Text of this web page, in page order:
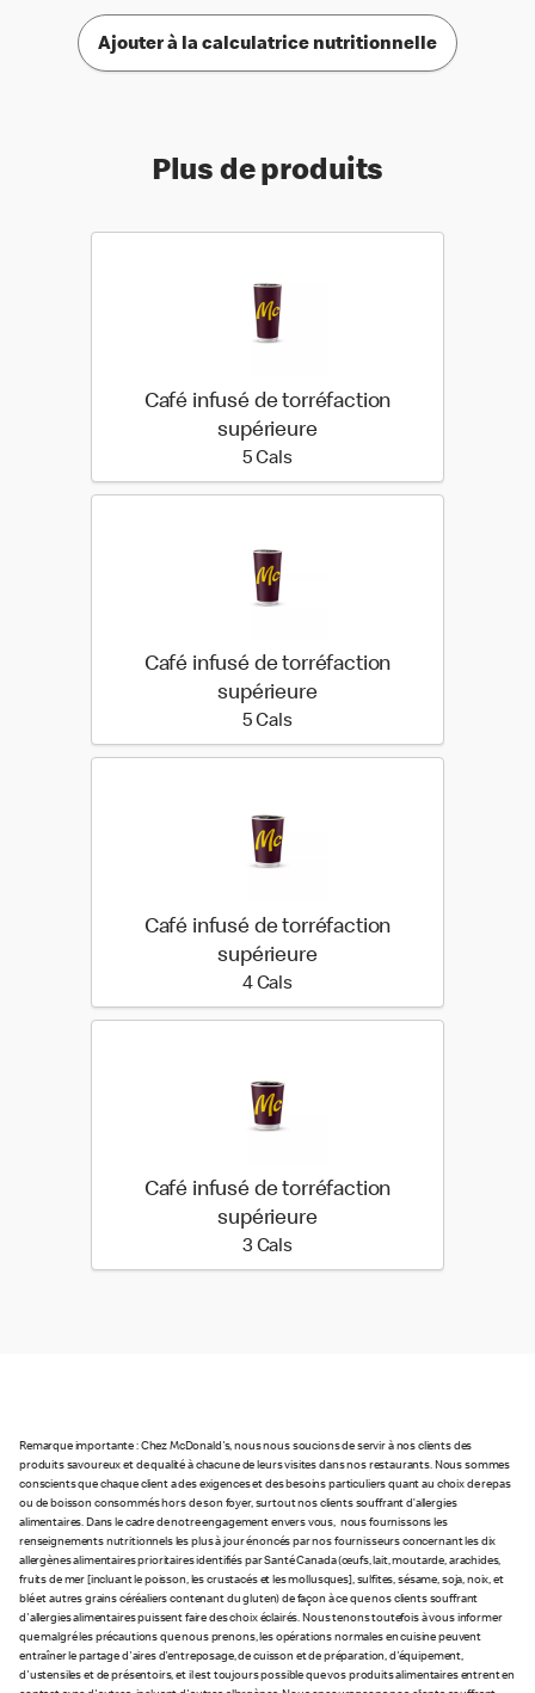
Ajouter à la calculatrice nutritionnelle
Plus de produits
Café infusé de torréfaction
supérieure
5 Cals5 calories
Café infusé de torréfaction
supérieure
5 Cals5 calories
Café infusé de torréfaction
supérieure
4 Cals4 calories
Café infusé de torréfaction
supérieure
3 Cals3 calories
Remarque importante : Chez McDonald's, nous nous soucions de servir à nos clients des
produits savoureux et de qualité à chacune de leurs visites dans nos restaurants. Nous sommes
conscients que chaque client a des exigences et des besoins particuliers quant au choix de repas
ou de boisson consommés hors de son foyer, surtout nos clients souffrant d’allergies
alimentaires. Dans le cadre de notre engagement envers vous, nous fournissons les
renseignements nutritionnels les plus à jour énoncés par nos fournisseurs concernant les dix
allergènes alimentaires prioritaires identifiés par Santé Canada (œufs, lait, moutarde, arachides,
fruits de mer [incluant le poisson, les crustacés et les mollusques], sulfites, sésame, soja, noix, et
blé et autres grains céréaliers contenant du gluten) de façon à ce que nos clients souffrant
d'allergies alimentaires puissent faire des choix éclairés. Nous tenons toutefois à vous informer
que malgré les précautions que nous prenons, les opérations normales en cuisine peuvent
entraîner le partage d'aires d'entreposage, de cuisson et de préparation, d'équipement,
d'ustensiles et de présentoirs, et il est toujours possible que vos produits alimentaires entrent en